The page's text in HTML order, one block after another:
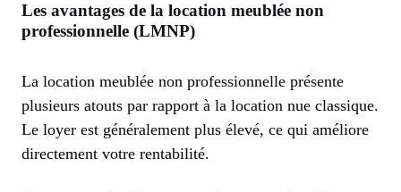
Les avantages de la location meublée non
professionnelle (LMNP)
La location meublée non professionnelle présente
plusieurs atouts par rapport à la location nue classique.
Le loyer est généralement plus élevé, ce qui améliore
directement votre rentabilité.